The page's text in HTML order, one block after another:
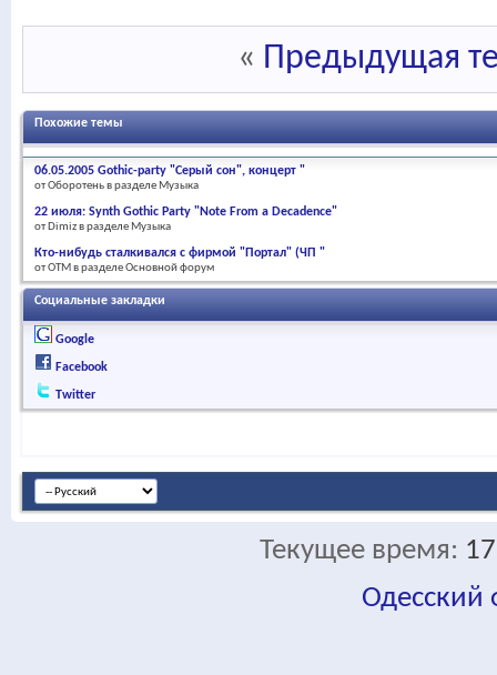
« Предыдущая
Похожие темы
06.05.2005 Gothic-party "Серый сон", концерт "
от Оборотень в разделе Музыка
22 июля: Synth Gothic Party "Note From a Decadence"
от Dimiz в разделе Музыка
Кто-нибудь сталкивался с фирмой "Портал" (ЧП "
от OTM в разделе Основной форум
Социальные закладки
Google
Facebook
Twitter
Текущее время:
Одесский